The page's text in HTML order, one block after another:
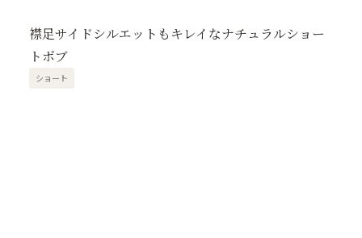
襟足サイドシルエットもキレイなナチュラルショー
トボブ
ショート